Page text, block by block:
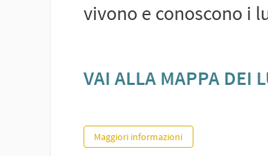
vivono e conoscono i
VAI ALLA MAPPA DEI
QR-Code per la narrazione partecipata
Maggiori informazioni